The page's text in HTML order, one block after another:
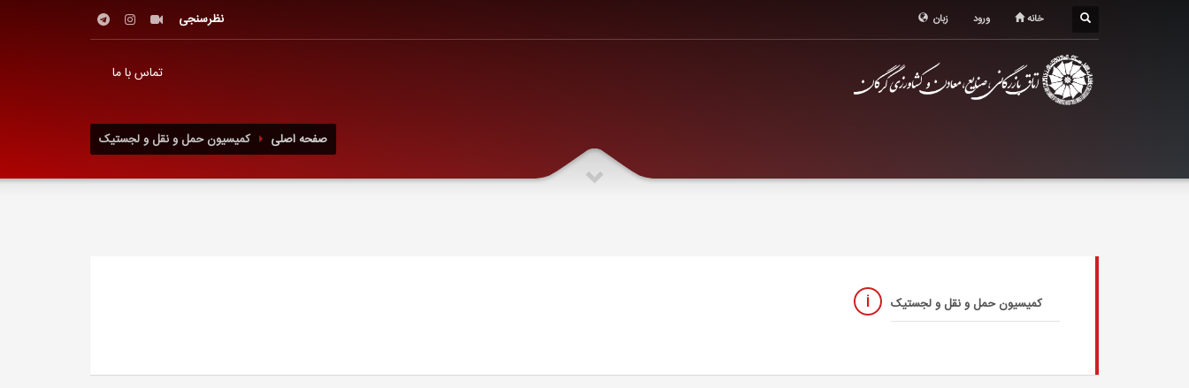
ورود خانه زبان نظرسنجی
تماس با ما
کمیسیون حمل و نقل و لجستیک صفحه اصلی
کمیسیون حمل و نقل و لجستیک